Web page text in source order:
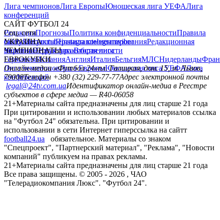
Лига чемпионовЛига ЕвропыЮношеская лига УЕФАЛига
конференций
САЙТ ФУТБОЛ 24
РедакцияПрогнозыПолитика конфиденциальностиПравила
сайтуКонтактыПравила комментированияРедакционная
политикаСтруктура собственности
Соц. сети
facebookxyoutubeinstagramtelegramviber
УКРАИНА
УкраинаПервая лигаВторая лига
ЧЕМПИОНАТЫ
ГерманияИспанияАнглияИталияБельгияМЛСНидерланды
ЕВРОКУБКИ
Лига чемпионовЛига ЕвропыЮношеская лига УЕФАЛига
конференций
Онлайн-медиа «Футбол 24»пл. Галицкая, дом. 15, м. Львов,
79008Телефон +380 (32) 229-77-77Адрес электронной почты
legal@24tv.com.uaИдентификатор онлайн-медиа в Реестре
субъектов в сфере медиа — R40-06058
21+Материалы сайта предназначены для лиц старше 21 года
При цитировании и использовании любых материалов ссылка
на "Футбол 24" обязательна. При цитировании и
использовании в сети Интернет гиперссылка на сайтт
football24.ua
обязательное. Материалы со знаком
"Спецпроект", "Партнерский материал", "Реклама", "Новости
компаний" публикуем на правах рекламы.
21+Материалы сайта предназначены для лиц старше 21 года
Все права защищены. © 2005 - 2026 , ЧАО
"Телерадиокомпания Люкс". "Футбол 24".